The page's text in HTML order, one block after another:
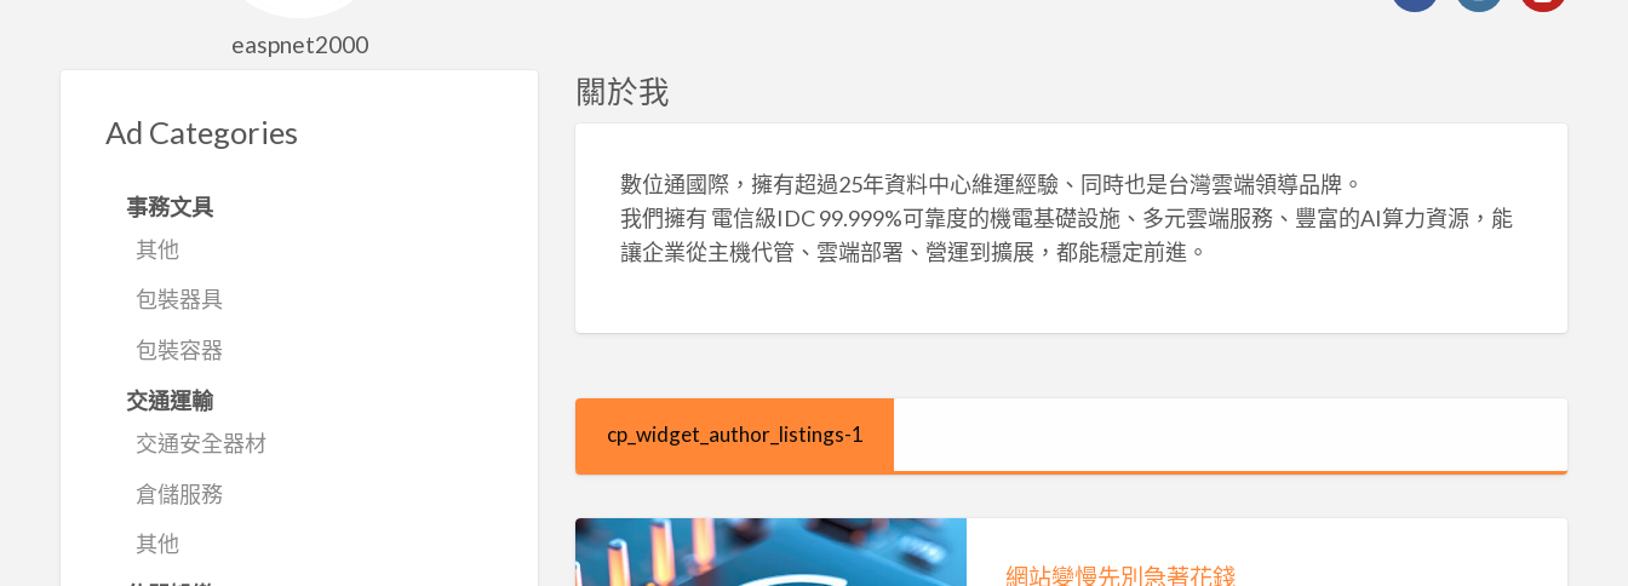
easpnet2000
Ad Categories
事務文具
其他
包裝器具
包裝容器
交通運輸
交通安全器材
倉儲服務
其他
關於我
數位通國際，擁有超過25年資料中心維運經驗、同時也是台灣雲端領導品牌。
我們擁有 電信級IDC 99.999%可靠度的機電基礎設施、多元雲端服務、豐富的AI算力資源，能
讓企業從主機代管、雲端部署、營運到擴展，都能穩定前進。
cp_widget_author_listings-1
網
站
網站變慢先別急著花錢